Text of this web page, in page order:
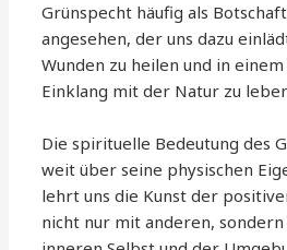
Grünspecht häufig als
angesehen, der uns dazu
Wunden zu heilen und in
Einklang mit der Natur zu
Die spirituelle Bedeutung des
weit über seine physischen
lehrt uns die Kunst der
nicht nur mit anderen,